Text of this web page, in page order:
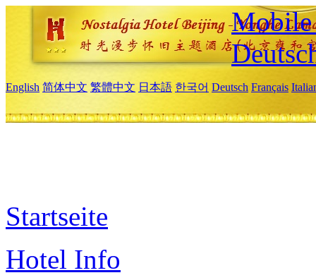
Mobile
English 简体中文 繁體中文 日本語 한국어 Deutsch Français
Startseite
Hotel Info